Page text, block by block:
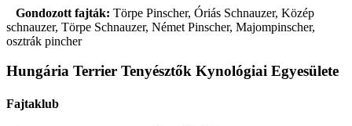
Gondozott fajták: Törpe Pinscher, Óriás Schnauzer, Közép
schnauzer, Törpe Schnauzer, Német Pinscher, Majompinscher,
osztrák pincher
Hungária Terrier Tenyésztők Kynológiai Egyesülete
Fajtaklub